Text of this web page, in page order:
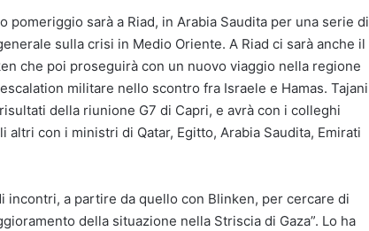
sarà a Riad, in Arabia Saudita per una serie di
sulla crisi in Medio Oriente. A Riad ci sarà anche il
che poi proseguirà con un nuovo viaggio nella regione
militare nello scontro fra Israele e Hamas. Tajani
della riunione G7 di Capri, e avrà con i colleghi
con i ministri di Qatar, Egitto, Arabia Saudita, Emirati
incontri, a partire da quello con Blinken, per cercare di
della situazione nella Striscia di Gaza”. Lo ha